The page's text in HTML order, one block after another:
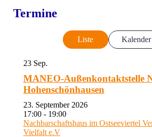
Termine
Liste Kalender
23 Sep.
MANEO-Außenkontaktstelle
Hohenschönhausen
23. September 2026
17:00 - 19:00
Nachbarschaftshaus im Ostseeviertel
Vielfalt e.V